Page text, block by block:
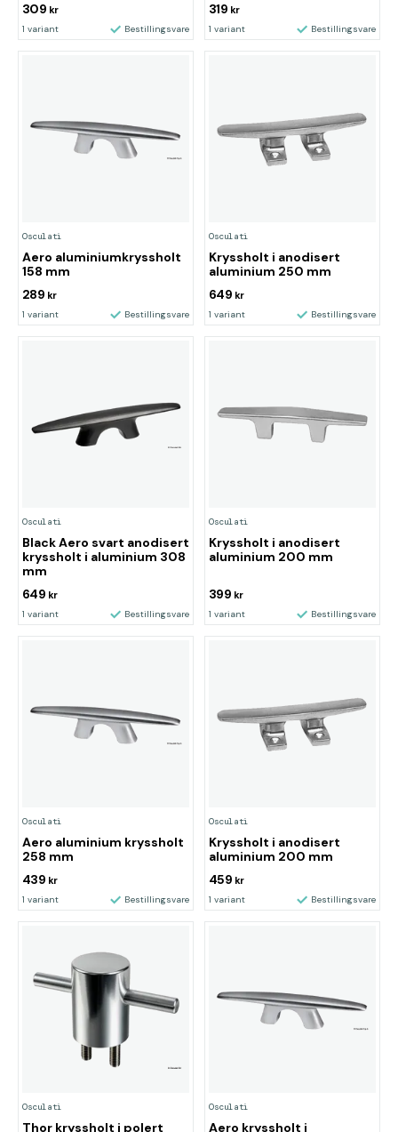
309 kr
1 variant Bestillingsvare
319 kr
1 variant Bestillingsvare
Osculati
Aero aluminiumkryssholt
158 mm
289 kr
1 variant Bestillingsvare
Osculati
Kryssholt i anodisert
aluminium 250 mm
649 kr
1 variant Bestillingsvare
Osculati
Black Aero svart anodisert
kryssholt i aluminium 308
mm
649 kr
1 variant Bestillingsvare
Osculati
Kryssholt i anodisert
aluminium 200 mm
399 kr
1 variant Bestillingsvare
Osculati
Aero aluminium kryssholt
258 mm
439 kr
1 variant Bestillingsvare
Osculati
Kryssholt i anodisert
aluminium 200 mm
459 kr
1 variant Bestillingsvare
Osculati
Thor kryssholt i polert
Osculati
Aero kryssholt i